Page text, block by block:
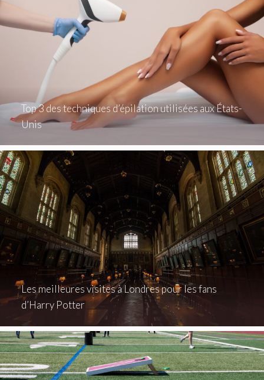
Top 3 des techniques d’épilation utilisées aux États-
Unis
Les meilleures visites à Londres pour les fans
d’Harry Potter